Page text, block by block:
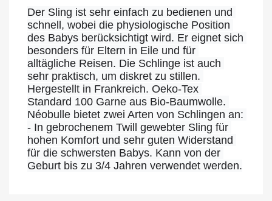
Der Sling ist sehr einfach zu bedienen und
schnell, wobei die physiologische Position
des Babys berücksichtigt wird. Er eignet sich
besonders für Eltern in Eile und für
alltägliche Reisen. Die Schlinge ist auch
sehr praktisch, um diskret zu stillen.
Hergestellt in Frankreich. Oeko-Tex
Standard 100 Garne aus Bio-Baumwolle.
Néobulle bietet zwei Arten von Schlingen an:
- In gebrochenem Twill gewebter Sling für
hohen Komfort und sehr guten Widerstand
für die schwersten Babys. Kann von der
Geburt bis zu 3/4 Jahren verwendet werden.